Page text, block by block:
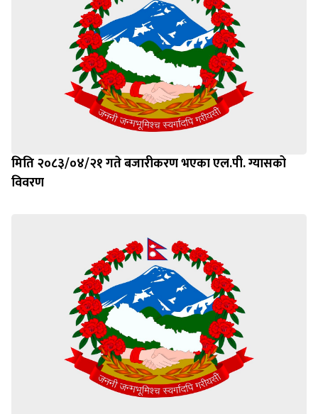
मिति २०८३/०४/२१ गते बजारीकरण भएका एल.पी. ग्यासको
विवरण